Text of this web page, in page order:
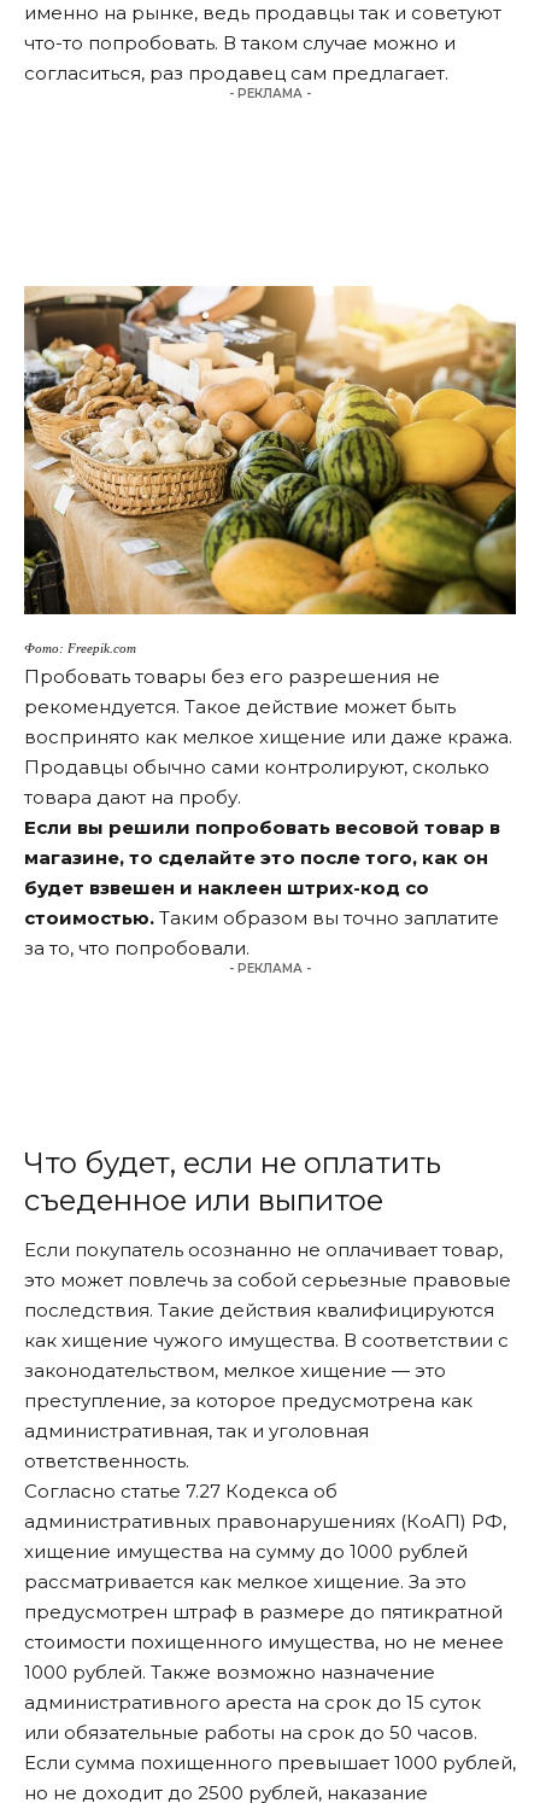
именно на рынке, ведь продавцы так и советуют
что-то попробовать. В таком случае можно и
согласиться, раз продавец сам предлагает.
- РЕКЛАМА -
Фото: Freepik.com
Пробовать товары без его разрешения не
рекомендуется. Такое действие может быть
воспринято как мелкое хищение или даже кража.
Продавцы обычно сами контролируют, сколько
товара дают на пробу.
Если вы решили попробовать весовой товар в
магазине, то сделайте это после того, как он
будет взвешен и наклеен штрих-код со
стоимостью. Таким образом вы точно заплатите
за то, что попробовали.
- РЕКЛАМА -
Что будет, если не оплатить
съеденное или выпитое
Если покупатель осознанно не оплачивает товар,
это может повлечь за собой серьезные правовые
последствия. Такие действия квалифицируются
как хищение чужого имущества. В соответствии с
законодательством, мелкое хищение — это
преступление, за которое предусмотрена как
административная, так и уголовная
ответственность.
Согласно статье 7.27 Кодекса об
административных правонарушениях (КоАП) РФ,
хищение имущества на сумму до 1000 рублей
рассматривается как мелкое хищение. За это
предусмотрен штраф в размере до пятикратной
стоимости похищенного имущества, но не менее
1000 рублей. Также возможно назначение
административного ареста на срок до 15 суток
или обязательные работы на срок до 50 часов.
Если сумма похищенного превышает 1000 рублей,
но не доходит до 2500 рублей, наказание